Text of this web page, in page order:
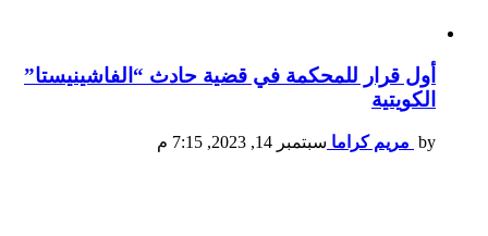
أول قرار للمحكمة في قضية حادث “الفاشينيستا”
الكويتية
by مريم كراما سبتمبر 14, 2023, 7:15 م